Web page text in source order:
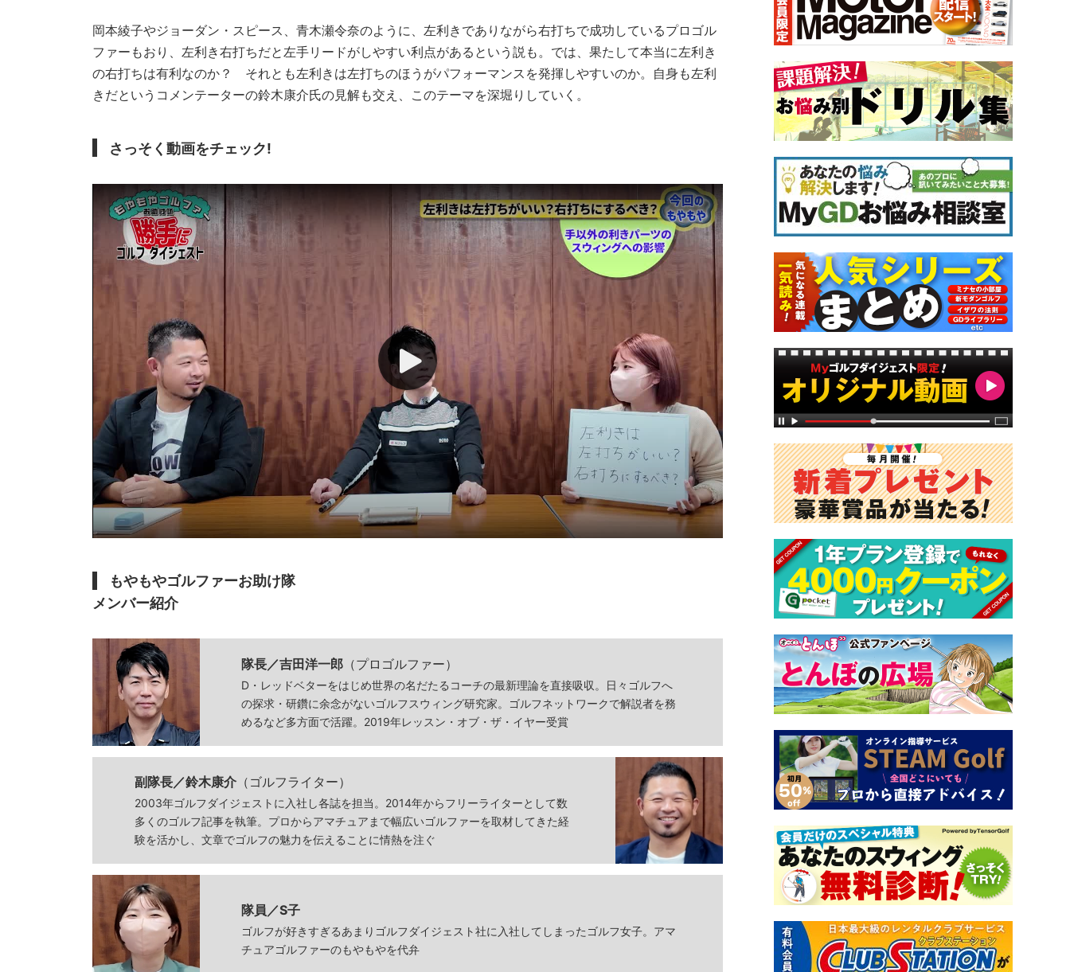
岡本綾子やジョーダン・スピース、青木瀬令奈のように、左利きでありながら右打ちで成功しているプロゴル
ファーもおり、左利き右打ちだと左手リードがしやすい利点があるという説も。では、果たして本当に左利き
の右打ちは有利なのか？ それとも左利きは左打ちのほうがパフォーマンスを発揮しやすいのか。自身も左利
きだというコメンテーターの鈴木康介氏の見解も交え、このテーマを深堀りしていく。
さっそく動画をチェック!
もやもやゴルファーお助け隊
メンバー紹介
隊長／吉田洋一郎 （プロゴルファー）
D・レッドベターをはじめ世界の名だたるコーチの最新理論を直接吸収。日々ゴルフへ
の探求・研鑽に余念がないゴルフスウィング研究家。ゴルフネットワークで解説者を務
めるなど多方面で活躍。2019年レッスン・オブ・ザ・イヤー受賞
副隊長／鈴木康介（ゴルフライター）
2003年ゴルフダイジェストに入社し各誌を担当。2014年からフリーライターとして数
多くのゴルフ記事を執筆。プロからアマチュアまで幅広いゴルファーを取材してきた経
験を活かし、文章でゴルフの魅力を伝えることに情熱を注ぐ
隊員／S子
ゴルフが好きすぎるあまりゴルフダイジェスト社に入社してしまったゴルフ女子。アマ
チュアゴルファーのもやもやを代弁